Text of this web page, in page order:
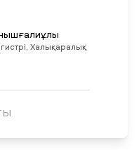
Халықаралық